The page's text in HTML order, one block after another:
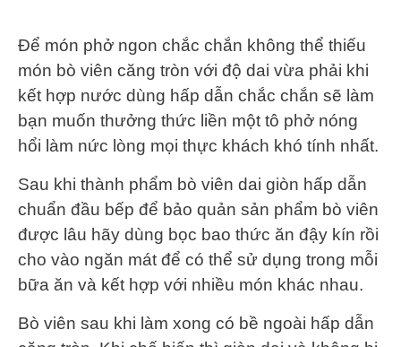
Để món phở ngon chắc chắn không thể thiếu
món bò viên căng tròn với độ dai vừa phải khi
kết hợp nước dùng hấp dẫn chắc chắn sẽ làm
bạn muốn thưởng thức liền một tô phở nóng
hổi làm nức lòng mọi thực khách khó tính nhất.
Sau khi thành phẩm bò viên dai giòn hấp dẫn
chuẩn đầu bếp để bảo quản sản phẩm bò viên
được lâu hãy dùng bọc bao thức ăn đậy kín rồi
cho vào ngăn mát để có thể sử dụng trong mỗi
bữa ăn và kết hợp với nhiều món khác nhau.
Bò viên sau khi làm xong có bề ngoài hấp dẫn